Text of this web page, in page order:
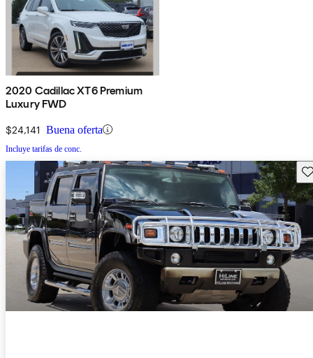
2020 Cadillac XT6 Premium
Luxury FWD
$24,141 Buena oferta
Incluye tarifas de conc.